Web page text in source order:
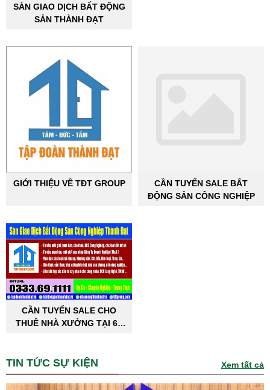
SÀN GIAO DỊCH BẤT ĐỘNG
SẢN THÀNH ĐẠT
GIỚI THIỆU VỀ TĐT GROUP
CẦN TUYỂN SALE BẤT
ĐỘNG SẢN CÔNG NGHIỆP
CẦN TUYỂN SALE CHO
THUÊ NHÀ XƯỞNG TẠI 63
TIN TỨC SỰ KIỆN Xem tất cả